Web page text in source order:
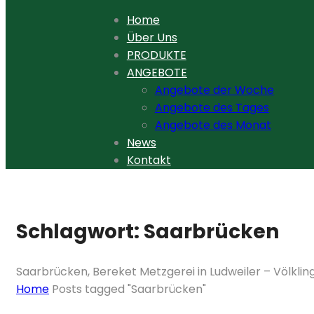
Home
Über Uns
PRODUKTE
ANGEBOTE
Angebote der Woche
Angebote des Tages
Angebote des Monat
News
Kontakt
Schlagwort: Saarbrücken
Saarbrücken, Bereket Metzgerei in Ludweiler –
Home Posts tagged "Saarbrücken"